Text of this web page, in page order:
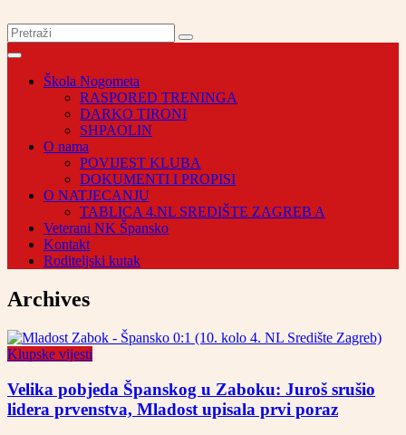
Škola Nogometa
RASPORED TRENINGA
DARKO TIRONI
SHPAOLIN
O nama
POVIJEST KLUBA
DOKUMENTI I PROPISI
O NATJECANJU
TABLICA 4.NL SREDIŠTE ZAGREB A
Veterani NK Špansko
Kontakt
Roditeljski kutak
Archives
Klupske vijesti
Velika pobjeda Španskog u Zaboku: Juroš srušio
lidera prvenstva, Mladost upisala prvi poraz